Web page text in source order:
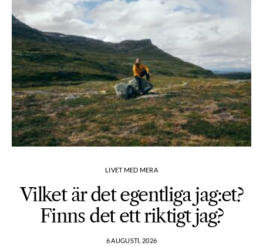
LIVET MED MERA
Vilket är det egentliga jag:et?
Finns det ett riktigt jag?
6 AUGUSTI, 2026